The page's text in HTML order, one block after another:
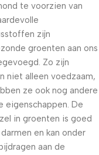
te voorzien van
zijn
groenten aan ons
Zo zijn
niet alleen voedzaam,
ze ook nog andere
eigenschappen. De
in groenten is goed
en kan onder
aan de